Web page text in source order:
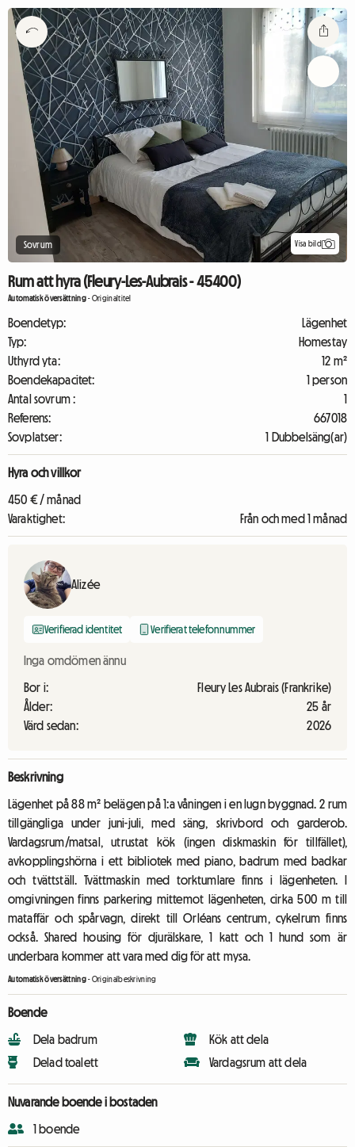
Sovrum Visa bild
Rum att hyra (Fleury-Les-Aubrais - 45400)
Automatisk översättning-Originaltitel
Boendetyp:
Lägenhet
Typ:
Homestay
Uthyrd yta:
12 m²
Boendekapacitet:
1 person
Antal sovrum :
1
Referens:
667018
Sovplatser:
1 Dubbelsäng(ar)
Hyra och villkor
450 € / månad
Varaktighet:
Från och med 1 månad
Alizée
Verifierad identitet Verifierat telefonnummer
Inga omdömen ännu
Bor i:
Fleury Les Aubrais (Frankrike)
Ålder:
25 år
Värd sedan:
2026
Beskrivning
Lägenhet på 88 m² belägen på 1:a våningen i en lugn byggnad. 2 rum
tillgängliga under juni-juli, med säng, skrivbord och garderob.
Vardagsrum/matsal, utrustat kök (ingen diskmaskin för tillfället),
avkopplingshörna i ett bibliotek med piano, badrum med badkar
och tvättställ. Tvättmaskin med torktumlare finns i lägenheten. I
omgivningen finns parkering mittemot lägenheten, cirka 500 m till
mataffär och spårvagn, direkt till Orléans centrum, cykelrum finns
också. Shared housing för djurälskare, 1 katt och 1 hund som är
underbara kommer att vara med dig för att mysa.
Automatisk översättning-Originalbeskrivning
Boende
Dela badrum
Delad toalett
Kök att dela
Vardagsrum att dela
Nuvarande boende i bostaden
1 boende